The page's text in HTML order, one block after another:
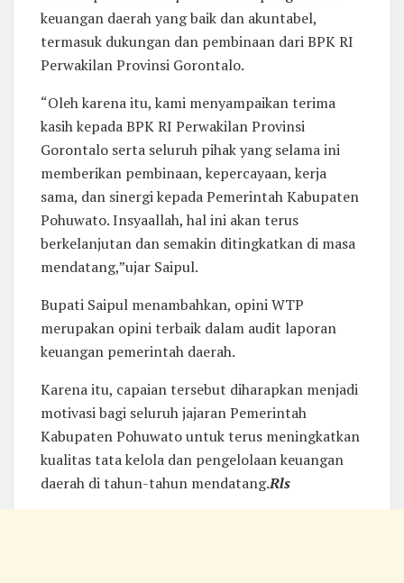
keuangan daerah yang baik dan akuntabel,
termasuk dukungan dan pembinaan dari BPK RI
Perwakilan Provinsi Gorontalo.
“Oleh karena itu, kami menyampaikan terima
kasih kepada BPK RI Perwakilan Provinsi
Gorontalo serta seluruh pihak yang selama ini
memberikan pembinaan, kepercayaan, kerja
sama, dan sinergi kepada Pemerintah Kabupaten
Pohuwato. Insyaallah, hal ini akan terus
berkelanjutan dan semakin ditingkatkan di masa
mendatang,”ujar Saipul.
Bupati Saipul menambahkan, opini WTP
merupakan opini terbaik dalam audit laporan
keuangan pemerintah daerah.
Karena itu, capaian tersebut diharapkan menjadi
motivasi bagi seluruh jajaran Pemerintah
Kabupaten Pohuwato untuk terus meningkatkan
kualitas tata kelola dan pengelolaan keuangan
daerah di tahun-tahun mendatang.Rls